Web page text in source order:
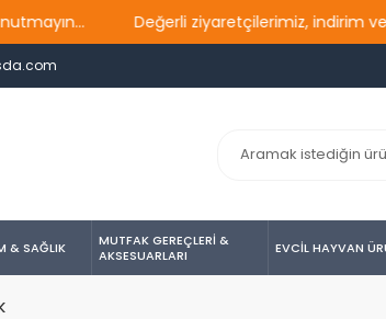
Değerli ziyaretçilerimiz, indirim ve
& SAĞLIK
MUTFAK GEREÇLERİ &
AKSESUARLARI
EVCİL HAYVAN